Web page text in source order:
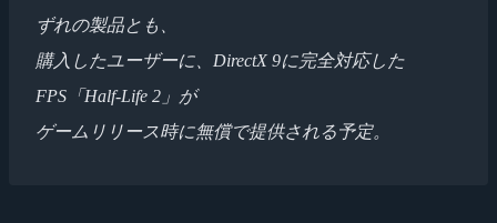
ずれの製品とも、
購入したユーザーに、DirectX 9に完全対応した
FPS「Half-Life 2」が
ゲームリリース時に無償で提供される予定。